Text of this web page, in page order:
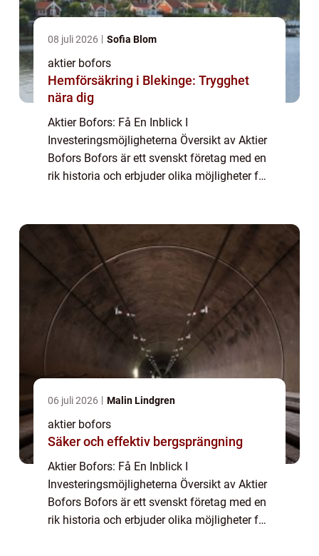
08 juli 2026 Sofia Blom
aktier bofors
Hemförsäkring i Blekinge: Trygghet
nära dig
Aktier Bofors: Få En Inblick I
Investeringsmöjligheterna Översikt av Aktier
Bofors Bofors är ett svenskt företag med en
rik historia och erbjuder olika möjligheter för
06 juli 2026 Malin Lindgren
aktier bofors
Säker och effektiv bergsprängning
Aktier Bofors: Få En Inblick I
Investeringsmöjligheterna Översikt av Aktier
Bofors Bofors är ett svenskt företag med en
rik historia och erbjuder olika möjligheter för